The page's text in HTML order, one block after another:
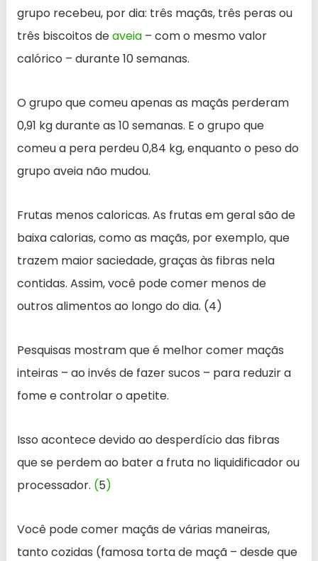
grupo recebeu, por dia: três maçãs, três peras ou
três biscoitos deaveia – com o mesmo valor
calórico – durante 10 semanas.
O grupo que comeu apenas as maçãs perderam
0,91 kg durante as 10 semanas. E o grupo que
comeu a pera perdeu 0,84 kg, enquanto o peso do
grupo aveia não mudou.
Frutas menos caloricas. As frutas em geral são de
baixa calorias, como as maçãs, por exemplo, que
trazem maior saciedade, graças às fibras nela
contidas. Assim, você pode comer menos de
outros alimentos ao longo do dia. (4)
Pesquisas mostram que é melhor comer maçãs
inteiras – ao invés de fazer sucos – para reduzir a
fome e controlar o apetite.
Isso acontece devido ao desperdício das fibras
que se perdem ao bater a fruta no liquidificador ou
processador. (5)
Você pode comer maçãs de várias maneiras,
tanto cozidas (famosa torta de maçã – desde que